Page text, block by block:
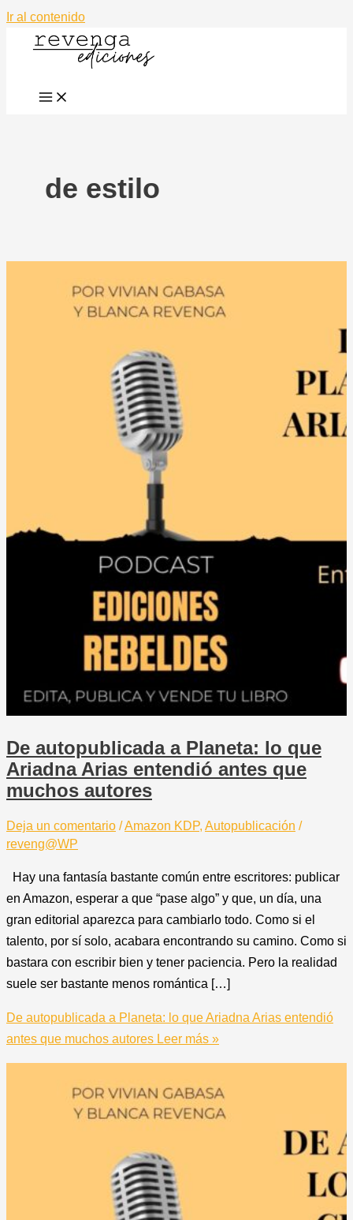
Ir al contenido
de estilo
De autopublicada a Planeta: lo que
Ariadna Arias entendió antes que
muchos autores
Deja un comentario /Amazon KDP, Autopublicación /
reveng@WP
Hay una fantasía bastante común entre escritores: publicar
en Amazon, esperar a que “pase algo” y que, un día, una
gran editorial aparezca para cambiarlo todo. Como si el
talento, por sí solo, acabara encontrando su camino. Como si
bastara con escribir bien y tener paciencia. Pero la realidad
suele ser bastante menos romántica […]
De autopublicada a Planeta: lo que Ariadna Arias entendió
antes que muchos autores Leer más »